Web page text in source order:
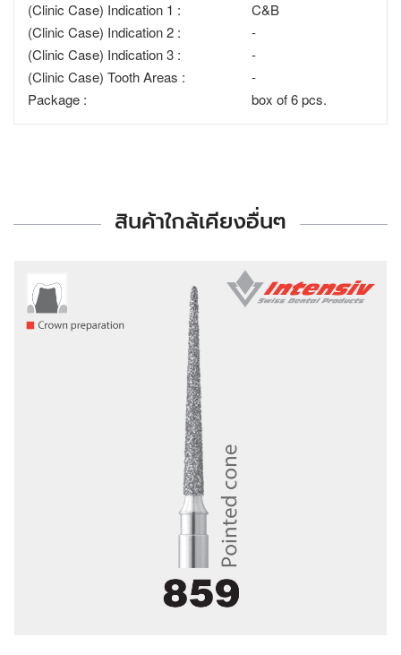
(Clinic Case) Indication 1 :
C&B
(Clinic Case) Indication 2 :
-
(Clinic Case) Indication 3 :
-
(Clinic Case) Tooth Areas :
-
Package :
box of 6 pcs.
สินค้าใกล้เคียงอื่นๆ